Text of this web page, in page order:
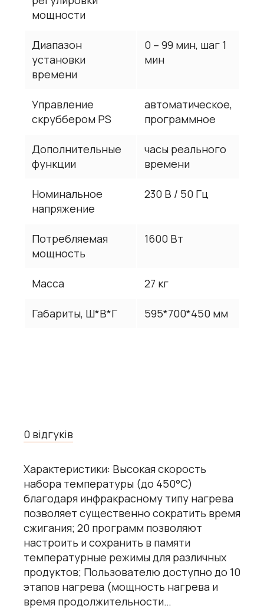
мощности
Диапазон
установки
времени
0 – 99 мин, шаг 1
мин
Управление
скруббером PS
автоматическое,
программное
Дополнительные
функции
часы реального
времени
Номинальное
напряжение
230 В / 50 Гц
Потребляемая
мощность
1600 Вт
Масса 27 кг
Габариты, Ш*В*Г 595*700*450 мм
0 відгуків
Характеристики: Высокая скорость
набора температуры (до 450°С)
благодаря инфракрасному типу нагрева
позволяет существенно сократить время
сжигания; 20 программ позволяют
настроить и сохранить в памяти
температурные режимы для различных
продуктов; Пользователю доступно до 10
этапов нагрева (мощность нагрева и
время продолжительности…